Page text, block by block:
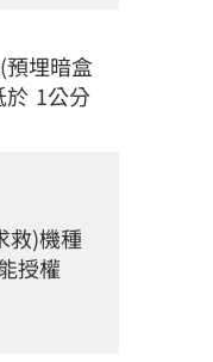
預埋暗盒
於 1公分
救)機種
授權